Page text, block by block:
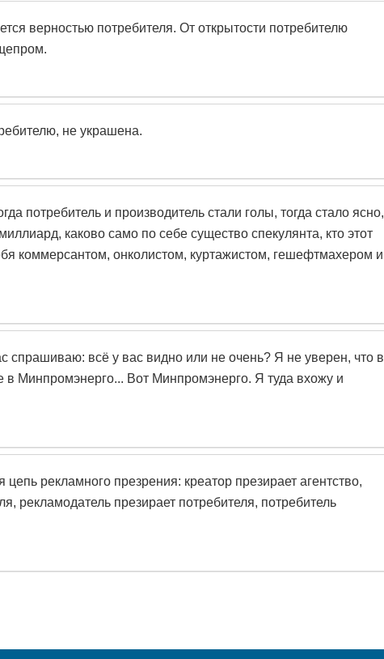
верностью потребителя. От открытости потребителю
не украшена.
потребитель и производитель стали голы, тогда стало ясно,
каково само по себе существо спекулянта, кто этот
коммерсантом, онколистом, куртажистом, гешефтмахером и
спрашиваю: всё у вас видно или не очень? Я не уверен, что в
Минпромэнерго... Вот Минпромэнерго. Я туда вхожу и
цепь рекламного презрения: креатор презирает агентство,
рекламодатель презирает потребителя, потребитель